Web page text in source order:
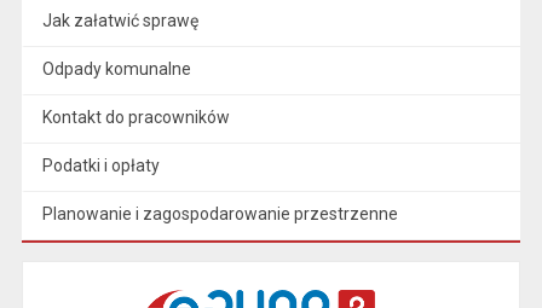
Jak załatwić sprawę
Odpady komunalne
Kontakt do pracowników
Podatki i opłaty
Planowanie i zagospodarowanie przestrzenne